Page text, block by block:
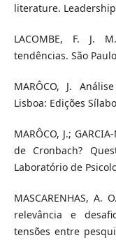
literature.
LACOMBE, F. J.
tendências. São
MARÔCO, J.
Lisboa: Edições
MARÔCO, J.;
de Cronbach?
Laboratório de
MASCARENHAS, A.
relevância e
tensões entre